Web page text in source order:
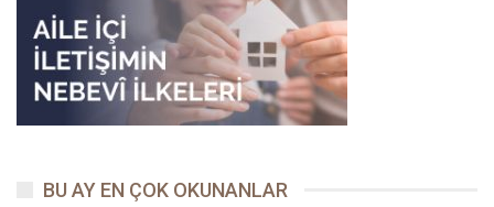
BU AY EN ÇOK OKUNANLAR